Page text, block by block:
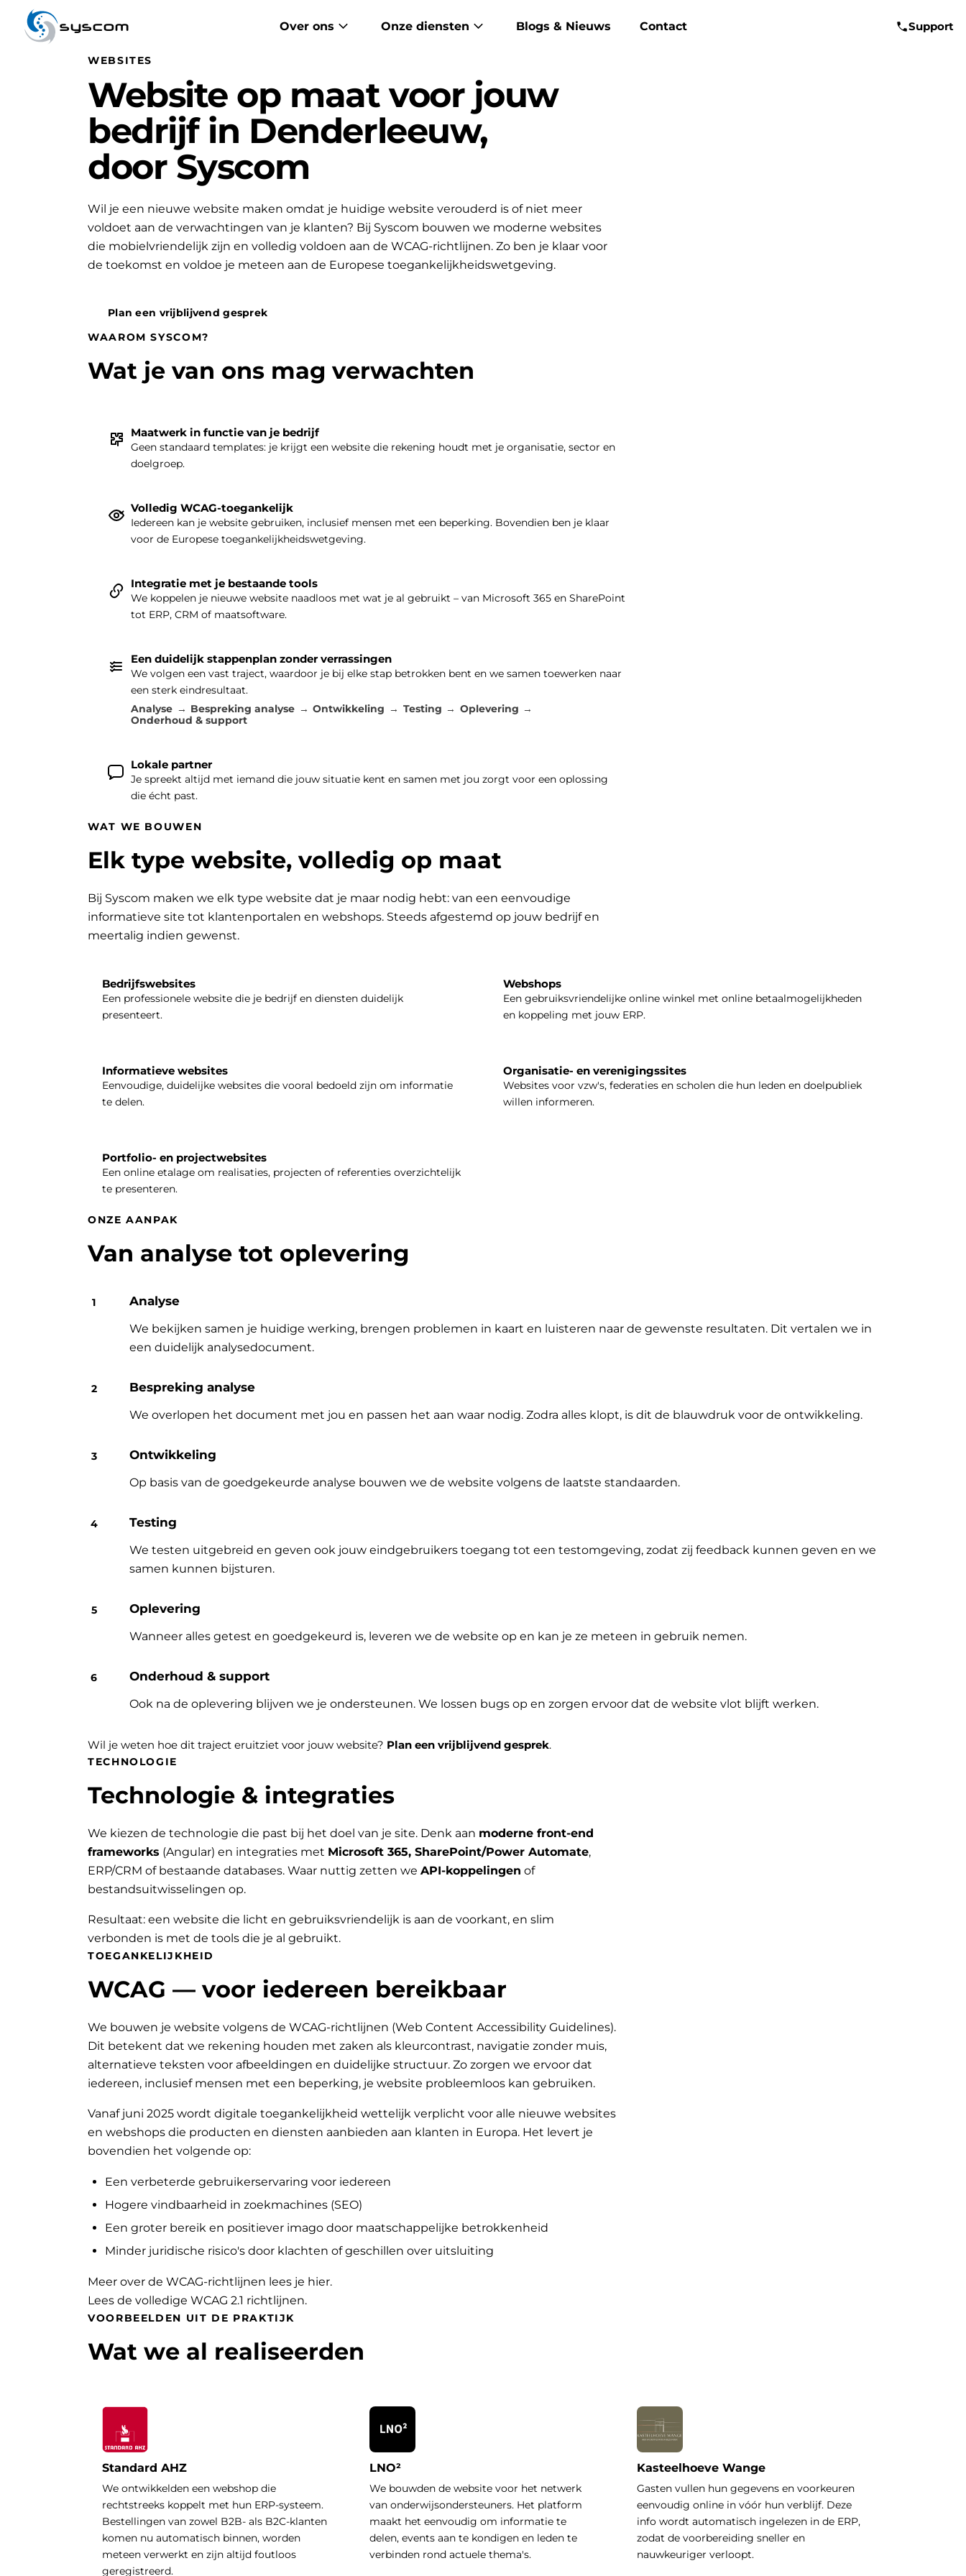
syscom Over ons Onze diensten Blogs & Nieuws Contact Support
WEBSITES
Website op maat voor jouw
bedrijf in Denderleeuw,
door Syscom
Wil je een nieuwe website maken omdat je huidige website verouderd is of niet meer
voldoet aan de verwachtingen van je klanten? Bij Syscom bouwen we moderne websites
die mobielvriendelijk zijn en volledig voldoen aan de WCAG-richtlijnen. Zo ben je klaar voor
de toekomst en voldoe je meteen aan de Europese toegankelijkheidswetgeving.
Plan een vrijblijvend gesprek
WAAROM SYSCOM?
Wat je van ons mag verwachten
Maatwerk in functie van je bedrijf
Geen standaard templates: je krijgt een website die rekening houdt met je organisatie, sector en
doelgroep.
Volledig WCAG-toegankelijk
Iedereen kan je website gebruiken, inclusief mensen met een beperking. Bovendien ben je klaar
voor de Europese toegankelijkheidswetgeving.
Integratie met je bestaande tools
We koppelen je nieuwe website naadloos met wat je al gebruikt – van Microsoft 365 en SharePoint
tot ERP, CRM of maatsoftware.
Een duidelijk stappenplan zonder verrassingen
We volgen een vast traject, waardoor je bij elke stap betrokken bent en we samen toewerken naar
een sterk eindresultaat.
Analyse Bespreking analyse Ontwikkeling Testing
Oplevering
Onderhoud & support
Lokale partner
Je spreekt altijd met iemand die jouw situatie kent en samen met jou zorgt voor een oplossing
die écht past.
WAT WE BOUWEN
Elk type website, volledig op maat
Bij Syscom maken we elk type website dat je maar nodig hebt: van een eenvoudige
informatieve site tot klantenportalen en webshops. Steeds afgestemd op jouw bedrijf en
meertalig indien gewenst.
Bedrijfswebsites
Een professionele website die je bedrijf en diensten duidelijk
presenteert.
Webshops
Een gebruiksvriendelijke online winkel met online betaalmogelijkheden
en koppeling met jouw ERP.
Informatieve websites
Eenvoudige, duidelijke websites die vooral bedoeld zijn om informatie
te delen.
Organisatie- en verenigingssites
Websites voor vzw's, federaties en scholen die hun leden en doelpubliek
willen informeren.
Portfolio- en projectwebsites
Een online etalage om realisaties, projecten of referenties overzichtelijk
te presenteren.
ONZE AANPAK
Van analyse tot oplevering
Analyse
We bekijken samen je huidige werking, brengen problemen in kaart en luisteren naar de gewenste resultaten. Dit vertalen we in
een duidelijk analysedocument.
Bespreking analyse
We overlopen het document met jou en passen het aan waar nodig. Zodra alles klopt, is dit de blauwdruk voor de ontwikkeling.
Ontwikkeling
Op basis van de goedgekeurde analyse bouwen we de website volgens de laatste standaarden.
Testing
We testen uitgebreid en geven ook jouw eindgebruikers toegang tot een testomgeving, zodat zij feedback kunnen geven en we
samen kunnen bijsturen.
Oplevering
Wanneer alles getest en goedgekeurd is, leveren we de website op en kan je ze meteen in gebruik nemen.
Onderhoud & support
Ook na de oplevering blijven we je ondersteunen. We lossen bugs op en zorgen ervoor dat de website vlot blijft werken.
Wil je weten hoe dit traject eruitziet voor jouw website? Plan een vrijblijvend gesprek.
TECHNOLOGIE
Technologie & integraties
We kiezen de technologie die past bij het doel van je site. Denk aan moderne front-end
frameworks (Angular) en integraties met Microsoft 365, SharePoint/Power Automate,
ERP/CRM of bestaande databases. Waar nuttig zetten we API-koppelingen of
bestandsuitwisselingen op.
Resultaat: een website die licht en gebruiksvriendelijk is aan de voorkant, en slim
verbonden is met de tools die je al gebruikt.
TOEGANKELIJKHEID
WCAG — voor iedereen bereikbaar
We bouwen je website volgens de WCAG-richtlijnen (Web Content Accessibility Guidelines).
Dit betekent dat we rekening houden met zaken als kleurcontrast, navigatie zonder muis,
alternatieve teksten voor afbeeldingen en duidelijke structuur. Zo zorgen we ervoor dat
iedereen, inclusief mensen met een beperking, je website probleemloos kan gebruiken.
Vanaf juni 2025 wordt digitale toegankelijkheid wettelijk verplicht voor alle nieuwe websites
en webshops die producten en diensten aanbieden aan klanten in Europa. Het levert je
bovendien het volgende op:
Een verbeterde gebruikerservaring voor iedereen
Hogere vindbaarheid in zoekmachines (SEO)
Een groter bereik en positiever imago door maatschappelijke betrokkenheid
Minder juridische risico's door klachten of geschillen over uitsluiting
Meer over de WCAG-richtlijnen lees je hier.
Lees de volledige WCAG 2.1 richtlijnen.
VOORBEELDEN UIT DE PRAKTIJK
Wat we al realiseerden
Standard AHZ
We ontwikkelden een webshop die
rechtstreeks koppelt met hun ERP-systeem.
Bestellingen van zowel B2B- als B2C-klanten
komen nu automatisch binnen, worden
meteen verwerkt en zijn altijd foutloos
geregistreerd.
LNO²
We bouwden de website voor het netwerk
van onderwijsondersteuners. Het platform
maakt het eenvoudig om informatie te
delen, events aan te kondigen en leden te
verbinden rond actuele thema's.
Kasteelhoeve Wange
Gasten vullen hun gegevens en voorkeuren
eenvoudig online in vóór hun verblijf. Deze
info wordt automatisch ingelezen in de ERP,
zodat de voorbereiding sneller en
nauwkeuriger verloopt.